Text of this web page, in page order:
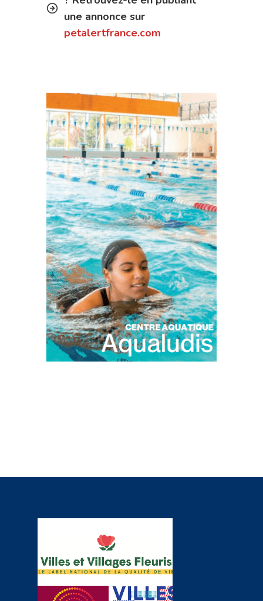
une annonce sur
petalertfrance.com